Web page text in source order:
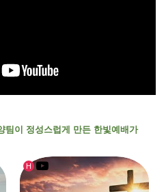
팀이 정성스럽게 만든 한빛예배가
H
인기글
유투브영상